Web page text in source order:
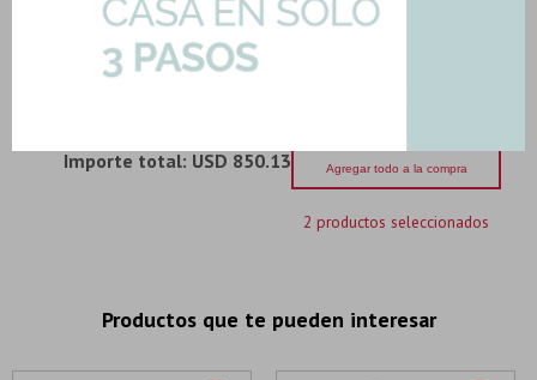
Art: CL-61237-OSMOSIS
U$S
Importe total: USD 850.13 Agregar todo a la compra
2 productos seleccionados
Productos que te pueden interesar